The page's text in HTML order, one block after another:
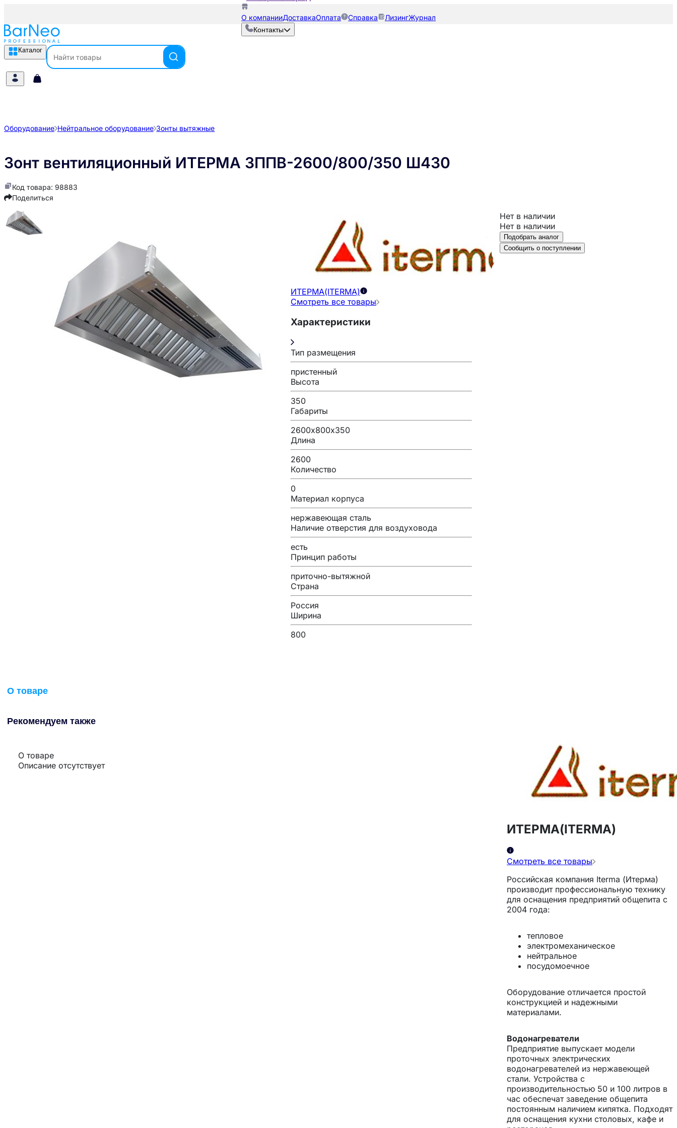
О компанииДоставкаОплата Справка ЛизингЖурнал
Контакты
Каталог
Оборудование Нейтральное оборудование Зонты вытяжные
Зонт вентиляционный ИТЕРМА ЗППВ-2600/800/350 Ш430
Код товара: 98883
Поделиться
ИТЕРМА(ITERMA)
Смотреть все товары
Характеристики
Тип размещения
пристенный
Высота
350
Габариты
2600х800х350
Длина
2600
Количество
0
Материал корпуса
нержавеющая сталь
Наличие отверстия для воздуховода
есть
Принцип работы
приточно-вытяжной
Страна
Россия
Ширина
800
Нет в наличии
Нет в наличии
Подобрать аналог
Сообщить о поступлении
О товаре
Рекомендуем также
О товаре
Описание отсутствует
ИТЕРМА(ITERMA)
Смотреть все товары
Российская компания Iterma (Итерма)
производит профессиональную технику
для оснащения предприятий общепита с
2004 года:
тепловое
электромеханическое
нейтральное
посудомоечное
Оборудование отличается простой
конструкцией и надежными
материалами.
Водонагреватели
Предприятие выпускает модели
проточных электрических
водонагревателей из нержавеющей
стали. Устройства с
производительностью 50 и 100 литров в
час обеспечат заведение общепита
постоянным наличием кипятка. Подходят
для оснащения кухни столовых, кафе и